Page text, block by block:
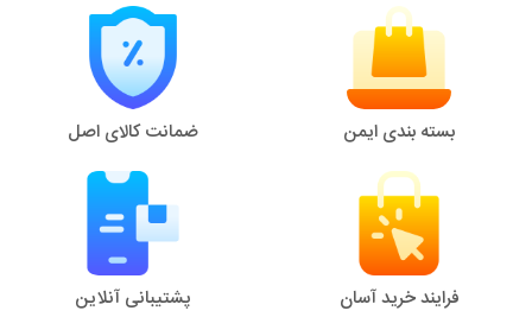
بسته بندی ایمن ضمانت کالای اصل
فرایند خرید آسان پشتیبانی آنلاین